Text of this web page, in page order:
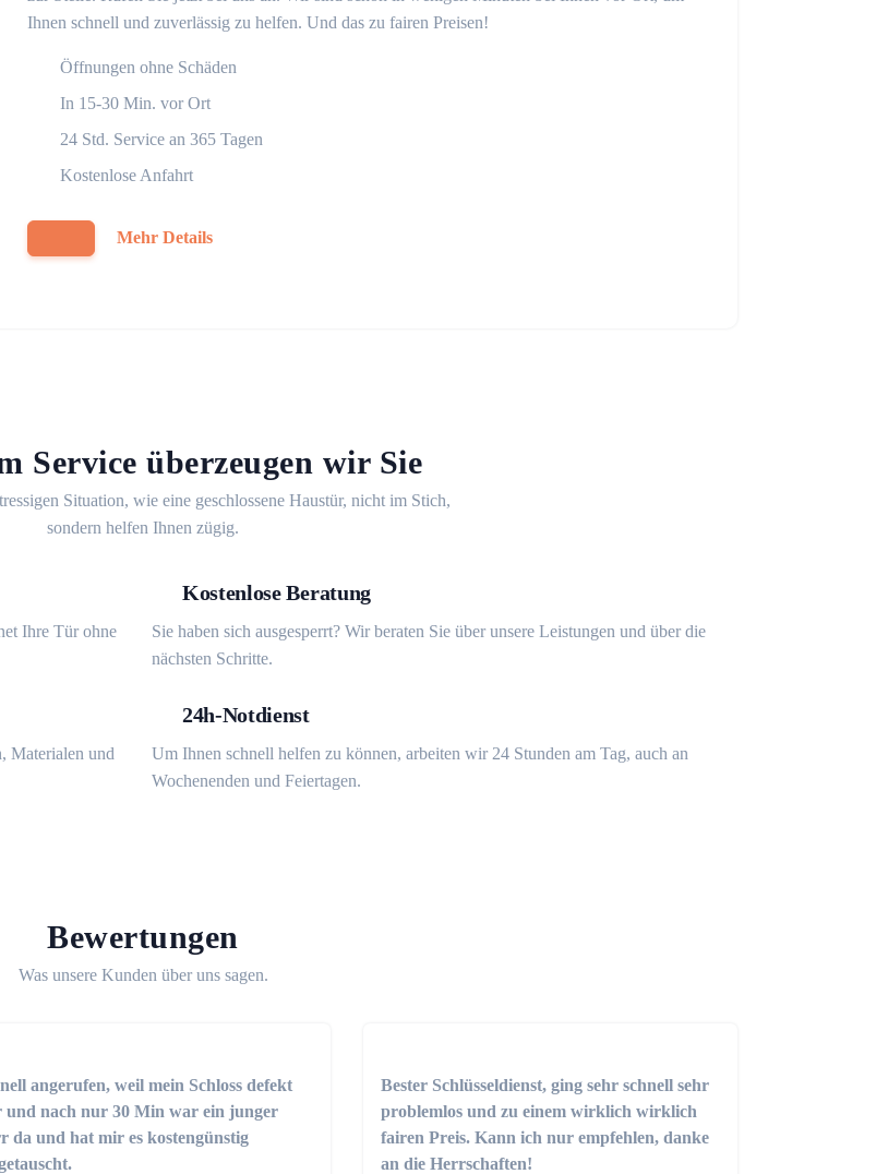
Ihnen schnell und zuverlässig zu helfen. Und das zu fairen Preisen!
Öffnungen ohne Schäden
In 15-30 Min. vor Ort
24 Std. Service an 365 Tagen
Kostenlose Anfahrt
Mehr Details
Service überzeugen wir Sie
Situation, wie eine geschlossene Haustür, nicht im Stich,
sondern helfen Ihnen zügig.
Ihre Tür ohne
Kostenlose Beratung
Sie haben sich ausgesperrt? Wir beraten Sie über unsere Leistungen und über die
nächsten Schritte.
Materialen und
24h-Notdienst
Um Ihnen schnell helfen zu können, arbeiten wir 24 Stunden am Tag, auch an
Wochenenden und Feiertagen.
Bewertungen
Was unsere Kunden über uns sagen.
angerufen, weil mein Schloss defekt
und nach nur 30 Min war ein junger
da und hat mir es kostengünstig
Bester Schlüsseldienst, ging sehr schnell sehr
problemlos und zu einem wirklich wirklich
fairen Preis. Kann ich nur empfehlen, danke
an die Herrschaften!